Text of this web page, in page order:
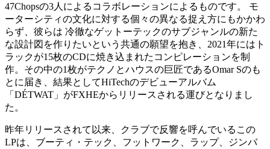
47Chopsの3人によるコラボレーションによるものです。 モ
ーターシティの文化に対する個々の異なる捉え方にもかかわ
らず、彼らは 冷徹なゲットーテックのサブジャンルの新た
な設計図を作りたいという共通の願望を抱き、2021年にはト
ラックが15枚のCDに焼き込まれたコンピレーションを制
作。その中の1枚がテクノとハウスの巨匠であるOmar Sのも
とに届き、結果としてHiTechのデビューアルバム
「DÉTWAT」がFXHEからリリースされる運びとなりまし
た。
昨年リリースされて以来、クラブで反響を呼んでいるこの
LPは、ブーティ・テック、フットワーク、ラップ、ジンバ